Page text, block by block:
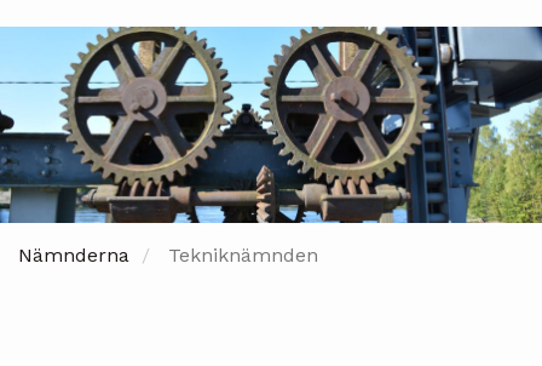
Nämnderna Tekniknämnden